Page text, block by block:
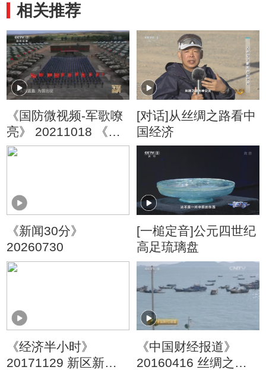
相关推荐
《国防微视频-军歌嘹
亮》 20211018 《中
国蓝盔》
[对话]从丝绸之路看中
国经济
《新闻30分》
20260730
[一槌定音]公元四世纪
高足琉璃盘
《经济半小时》
20171129 新区新坐
《中国财经报道》
20160416 丝绸之路